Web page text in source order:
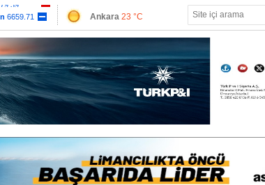
6659.71
55.1258
Ankara 23 °C
Antalya29 °C
Muğla 24 °C
Çanakkale 26 °C